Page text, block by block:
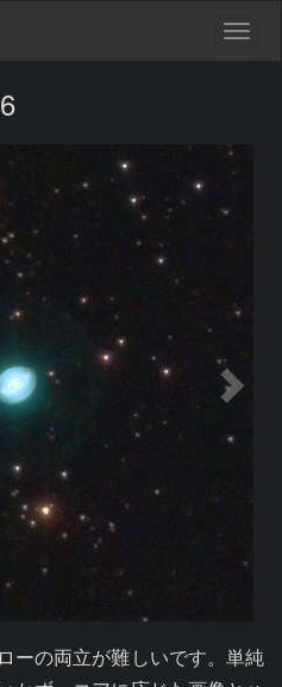
ーの両立が難しいです。単純